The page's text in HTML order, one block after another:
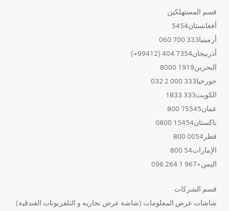
قسم المستهلكين
أفغانستان5454
أرمينيا333 700 060
أذربيجان7354 404 (99412+)
البحرين1919 8000
جورجيا333 000 2 032
الكويت333 1833
عمان75545 800
باكستان15454 0800
قطر0054 800
الإمارات54 800
اليمن+967 1 264 096
قسم الشركات
شاشات عرض المعلومات (شاشة عرض تجاريه و التلفزيونات الفندقية)